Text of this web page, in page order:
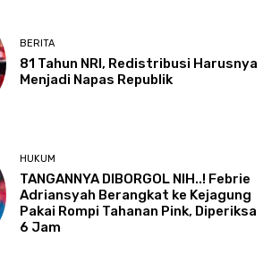
BERITA
81 Tahun NRI, Redistribusi Harusnya
Menjadi Napas Republik
HUKUM
TANGANNYA DIBORGOL NIH..! Febrie
Adriansyah Berangkat ke Kejagung
Pakai Rompi Tahanan Pink, Diperiksa
6 Jam